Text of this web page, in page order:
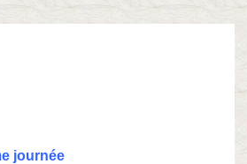
journée